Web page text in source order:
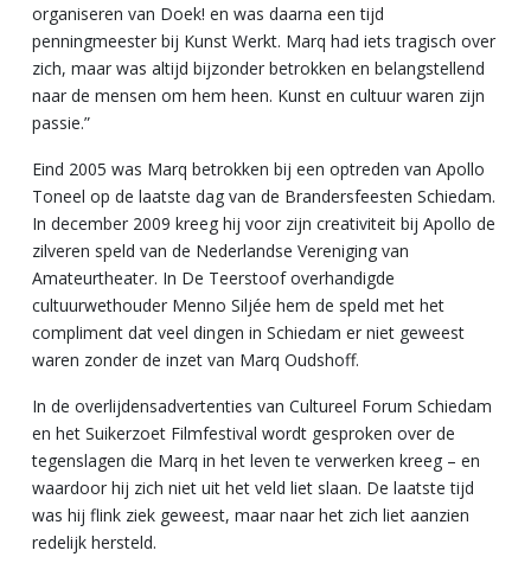
organiseren van Doek! en was daarna een tijd
penningmeester bij Kunst Werkt. Marq had iets tragisch over
zich, maar was altijd bijzonder betrokken en belangstellend
naar de mensen om hem heen. Kunst en cultuur waren zijn
passie.”
Eind 2005 was Marq betrokken bij een optreden van Apollo
Toneel op de laatste dag van de Brandersfeesten Schiedam.
In december 2009 kreeg hij voor zijn creativiteit bij Apollo de
zilveren speld van de Nederlandse Vereniging van
Amateurtheater. In De Teerstoof overhandigde
cultuurwethouder Menno Siljée hem de speld met het
compliment dat veel dingen in Schiedam er niet geweest
waren zonder de inzet van Marq Oudshoff.
In de overlijdensadvertenties van Cultureel Forum Schiedam
en het Suikerzoet Filmfestival wordt gesproken over de
tegenslagen die Marq in het leven te verwerken kreeg – en
waardoor hij zich niet uit het veld liet slaan. De laatste tijd
was hij flink ziek geweest, maar naar het zich liet aanzien
redelijk hersteld.